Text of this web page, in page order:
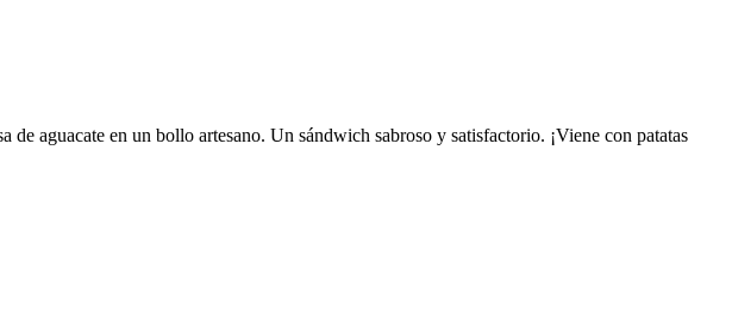
aguacate en un bollo artesano. Un sándwich sabroso y satisfactorio. ¡Viene con patatas